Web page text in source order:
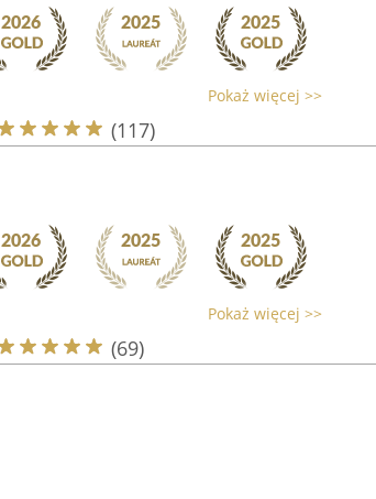
Pokaż więcej >>
(117)
Pokaż więcej >>
(69)